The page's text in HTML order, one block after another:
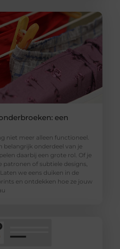
een
niet meer alleen functioneel.
belangrijk onderdeel van je
daarbij een grote rol. Of je
patronen of subtiele designs,
we eens duiken in de
en ontdekken hoe ze jouw